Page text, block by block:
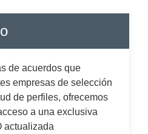
de acuerdos que
empresas de selección
de perfiles, ofrecemos
a una exclusiva
actualizada